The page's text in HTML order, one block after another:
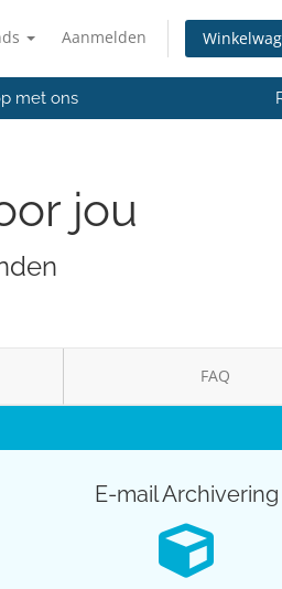
Aanmelden
met ons
jou
FAQ
E-mail Archivering